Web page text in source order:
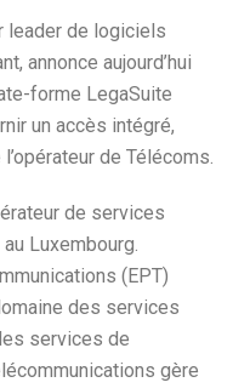
leader de logiciels
annonce aujourd’hui
forme LegaSuite
un accès intégré,
de Télécoms.
de services
Luxembourg.
(EPT)
des services
services de
gère